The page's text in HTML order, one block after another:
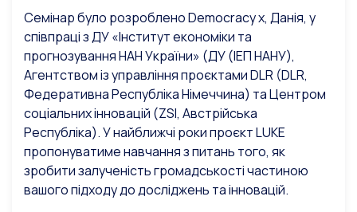
Семінар було розроблено Democracy x, Данія, у
співпраці з ДУ «Інститут економіки та
прогнозування НАН України» (ДУ (ІЕП НАНУ),
Агентством із управління проєктами DLR (DLR,
Федеративна Республіка Німеччина) та Центром
соціальних інновацій (ZSI, Австрійська
Республіка). У найближчі роки проєкт LUKE
пропонуватиме навчання з питань того, як
зробити залученість громадськості частиною
вашого підходу до досліджень та інновацій.